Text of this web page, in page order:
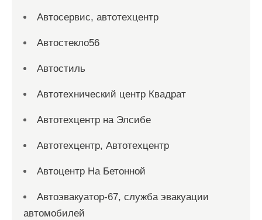
Автосервис, автотехцентр
Автостекло56
Автостиль
Автотехнический центр Квадрат
Автотехцентр на Элсибе
Автотехцентр, Автотехцентр
Автоцентр На Бетонной
Автоэвакуатор-67, служба эвакуации
автомобилей